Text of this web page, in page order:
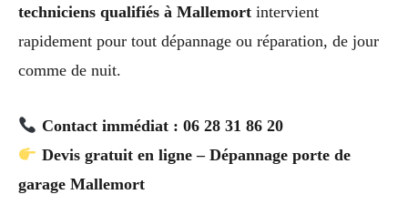
techniciens qualifiés à Mallemort intervient
rapidement pour tout dépannage ou réparation, de jour
comme de nuit.
Contact immédiat : 06 28 31 86 20
Devis gratuit en ligne – Dépannage porte de
garage Mallemort